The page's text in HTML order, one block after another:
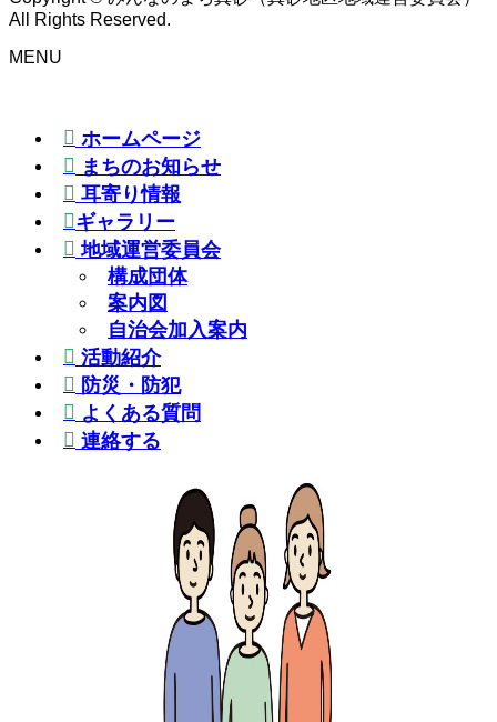
All Rights Reserved.
MENU
ホームページ
まちのお知らせ
耳寄り情報
ギャラリー
地域運営委員会
構成団体
案内図
自治会加入案内
活動紹介
防災・防犯
よくある質問
連絡する